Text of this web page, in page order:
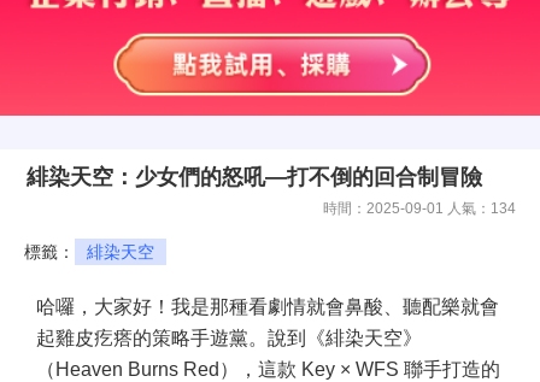
緋染天空：少女們的怒吼—打不倒的回合制冒險
時間：2025-09-01 人氣： 134
標籤： 緋染天空
哈囉，大家好！我是那種看劇情就會鼻酸、聽配樂就會
起雞皮疙瘩的策略手遊黨。說到《緋染天空》
（Heaven Burns Red），這款 Key × WFS 聯手打造的